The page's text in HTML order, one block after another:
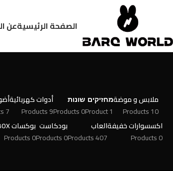
الصفحة الرئيسيةعن
ملابس و موضة
10 Products
מחזיקים
1 Product
שונות
0 Products
أدوات كهربائية
9 Products
7 Products
اكسسوارات خفيفة
0 Products
العاب
407 Products
بودكاست
0 Products
بوكسات BOX
0 Products